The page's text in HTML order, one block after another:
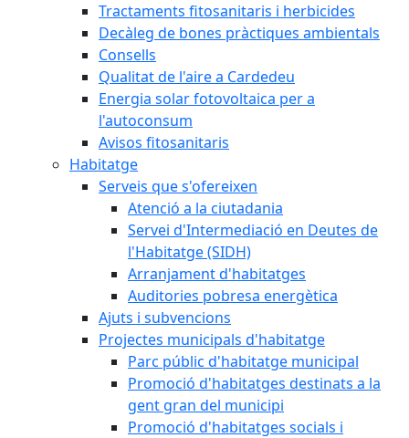
Tractaments fitosanitaris i herbicides
Decàleg de bones pràctiques ambientals
Consells
Qualitat de l'aire a Cardedeu
Energia solar fotovoltaica per a
l'autoconsum
Avisos fitosanitaris
Habitatge
Serveis que s'ofereixen
Atenció a la ciutadania
Servei d'Intermediació en Deutes de
l'Habitatge (SIDH)
Arranjament d'habitatges
Auditories pobresa energètica
Ajuts i subvencions
Projectes municipals d'habitatge
Parc públic d'habitatge municipal
Promoció d'habitatges destinats a la
gent gran del municipi
Promoció d'habitatges socials i